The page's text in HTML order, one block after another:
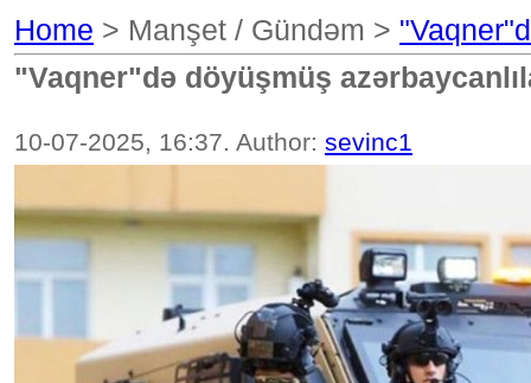
Home > Manşet / Gündəm >
"Vaqner"də döyüşmüş
10-07-2025, 16:37. Author: sevinc1